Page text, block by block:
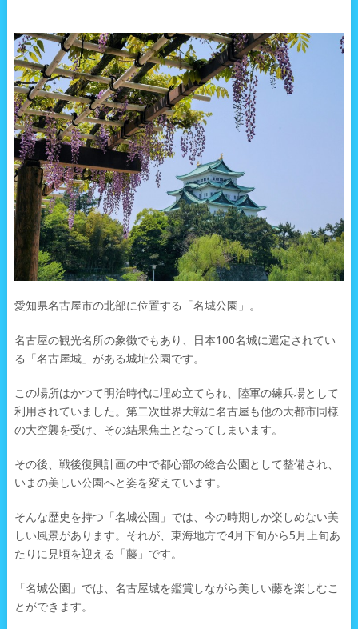
愛知県名古屋市の北部に位置する「名城公園」。
名古屋の観光名所の象徴でもあり、日本100名城に選定されてい
る「名古屋城」がある城址公園です。
この場所はかつて明治時代に埋め立てられ、陸軍の練兵場として
利用されていました。第二次世界大戦に名古屋も他の大都市同様
の大空襲を受け、その結果焦土となってしまいます。
その後、戦後復興計画の中で都心部の総合公園として整備され、
いまの美しい公園へと姿を変えています。
そんな歴史を持つ「名城公園」では、今の時期しか楽しめない美
しい風景があります。それが、東海地方で4月下旬から5月上旬あ
たりに見頃を迎える「藤」です。
「名城公園」では、名古屋城を鑑賞しながら美しい藤を楽しむこ
とができます。